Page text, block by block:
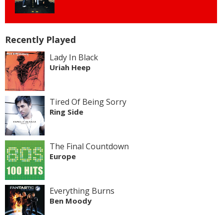
Recently Played
Lady In Black
Uriah Heep
Tired Of Being Sorry
Ring Side
The Final Countdown
Europe
Everything Burns
Ben Moody